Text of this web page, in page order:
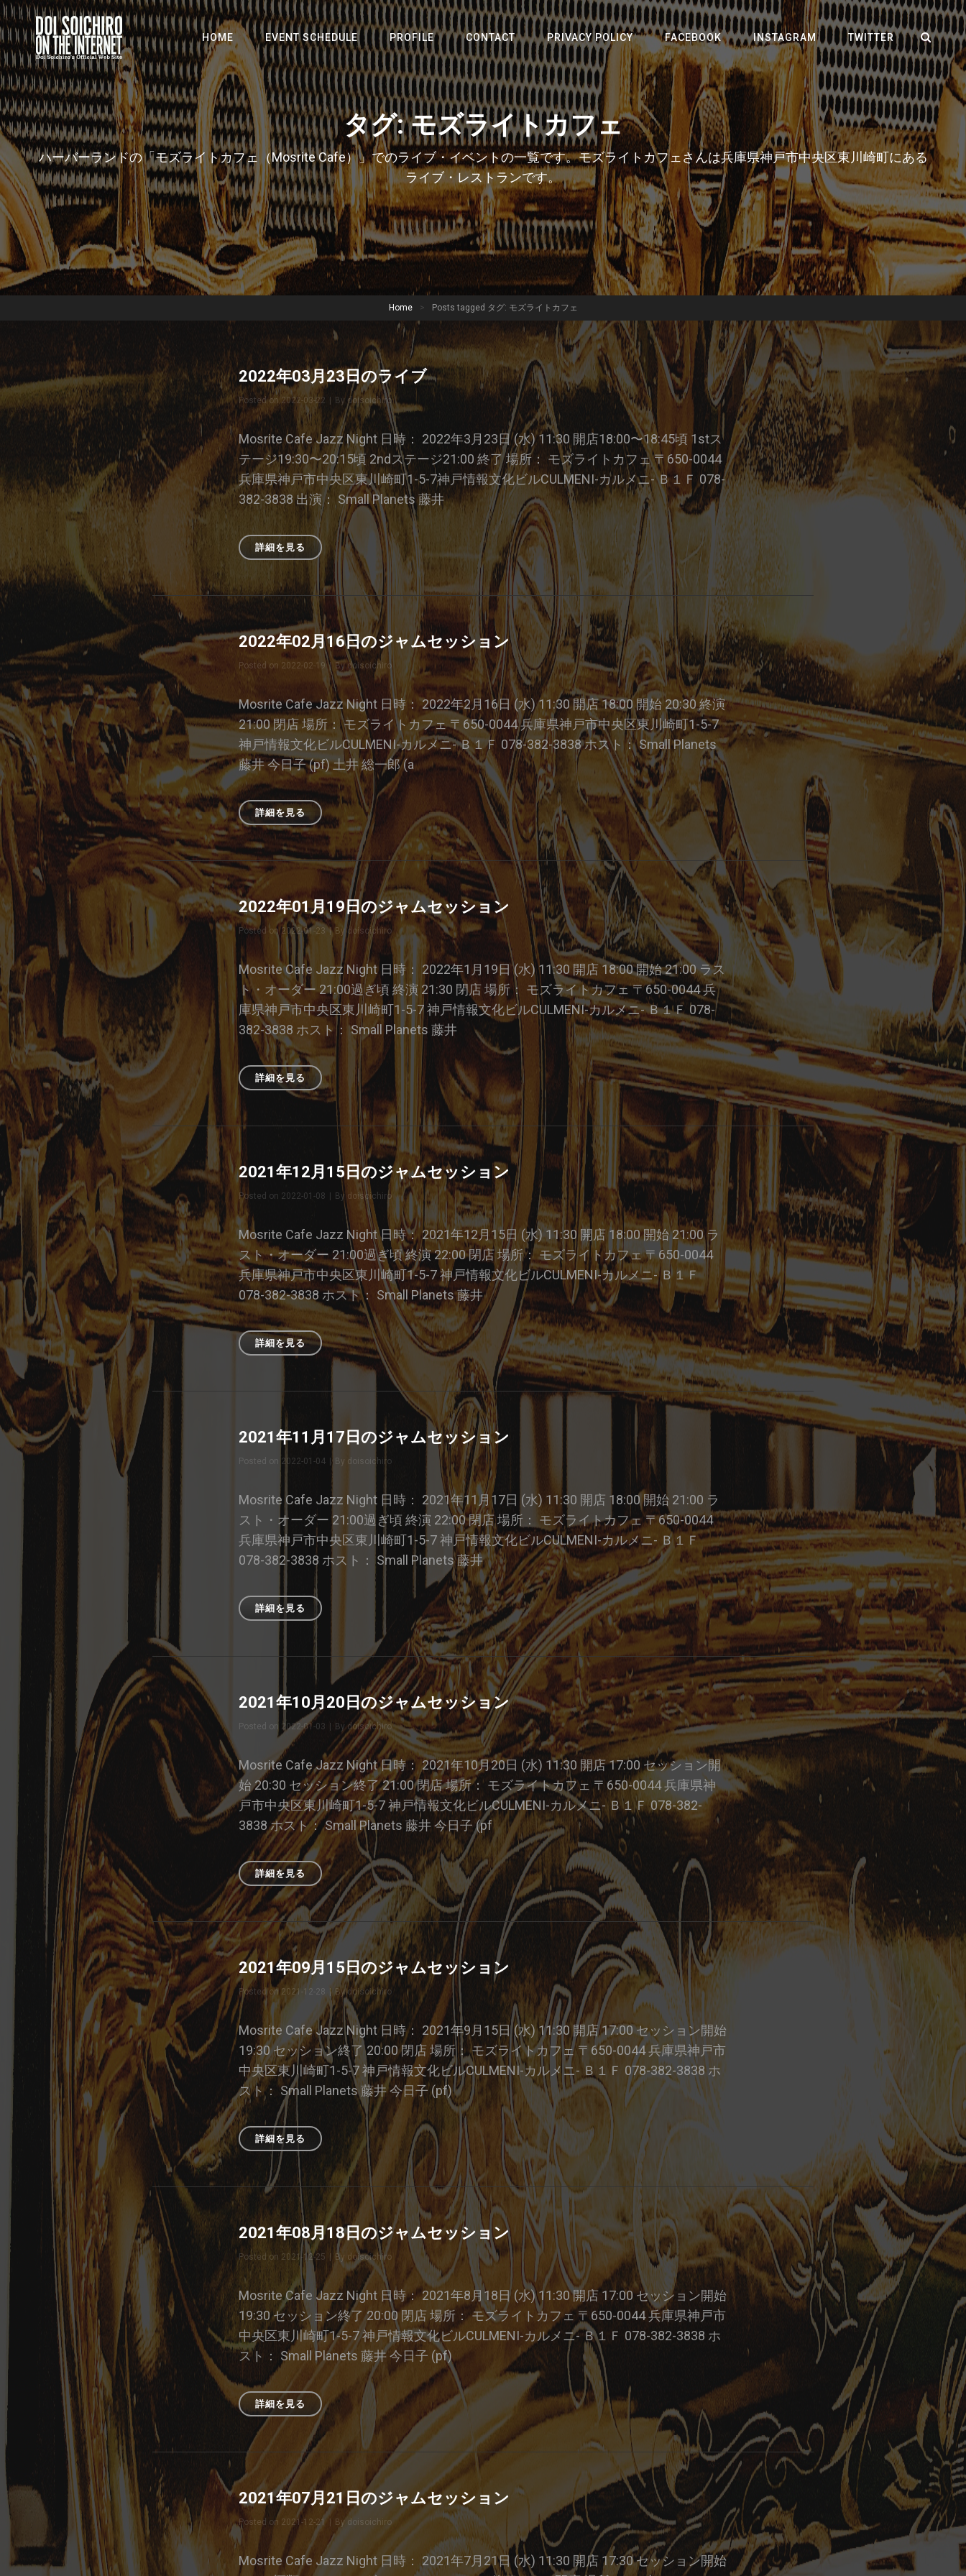
Doi Soichiro on the Internet | 土井総一郎 オン・ジ・インターネット
土井総一郎 ウェブサイト
HOME EVENT SCHEDULE PROFILE CONTACT PRIVACY POLICY FACEBOOK INSTAGRAM TWITTER
タグ: モズライトカフェ
ハーバーランドの「モズライトカフェ（Mosrite Cafe）」でのライブ・イベントの一覧です。モズライトカフェさんは兵庫県神戸市中央区東川崎町にある
ライブ・レストランです。
Home > Posts tagged タグ: モズライトカフェ
2022年03月23日のライブ
Posted on2022-03-22 By Byline
doisoichiro
Mosrite Cafe Jazz Night 日時： 2022年3月23日 (水) 11:30 開店18:00〜18:45頃 1stス
テージ19:30〜20:15頃 2ndステージ21:00 終了 場所： モズライトカフェ 〒650-0044
兵庫県神戸市中央区東川崎町1-5-7神戸情報文化ビルCULMENI-カルメニ- Ｂ１Ｆ 078-
382-3838 出演： Small Planets 藤井
詳細を見る
2022
年
月
23
日
の
イ
2022年02月16日のジャムセッション
Posted on 2022-02-19 | ByByline
doisoichiro
Mosrite Cafe Jazz Night 日時： 2022年2月16日 (水) 11:30 開店 18:00 開始 20:30 終演
21:00 閉店 場所： モズライトカフェ 〒650-0044 兵庫県神戸市中央区東川崎町1-5-7
神戸情報文化ビルCULMENI-カルメニ- Ｂ１Ｆ 078-382-3838 ホスト： Small Planets
藤井 今日子 (pf) 土井 総一郎 (a
詳細を見る
2022
年
02
月
の
ジ
ャ
ム
セ
ッ
シ
ョ
ン
2022年01月19日のジャムセッション
Posted on2022-01-23 | ByByline
doisoichiro
Mosrite Cafe Jazz Night 日時： 2022年1月19日 (水) 11:30 開店 18:00 開始 21:00 ラス
ト・オーダー 21:00過ぎ頃 終演 21:30 閉店 場所： モズライトカフェ 〒650-0044 兵
庫県神戸市中央区東川崎町1-5-7 神戸情報文化ビルCULMENI-カルメニ- Ｂ１Ｆ 078-
382-3838 ホスト： Small Planets 藤井
詳細を見る
2022
年
月
の
ャ
シ
ョ
ン
2021年12月15日のジャムセッション
Posted on 2022-01-08 By Byline
doisoichiro
Mosrite Cafe Jazz Night 日時： 2021年12月15日 (水) 11:30 開店 18:00 開始 21:00 ラ
スト・オーダー 21:00過ぎ頃 終演 22:00 閉店 場所： モズライトカフェ 〒650-0044
兵庫県神戸市中央区東川崎町1-5-7 神戸情報文化ビルCULMENI-カルメニ- Ｂ１Ｆ
078-382-3838 ホスト： Small Planets 藤井
詳細を見る2021
年
月
の
ャ
シ
ョ
ン
2021年11月17日のジャムセッション
Posted on 2022-01-04 By Byline
doisoichiro
Mosrite Cafe Jazz Night 日時： 2021年11月17日 (水) 11:30 開店 18:00 開始 21:00 ラ
スト・オーダー 21:00過ぎ頃 終演 22:00 閉店 場所： モズライトカフェ 〒650-0044
兵庫県神戸市中央区東川崎町1-5-7 神戸情報文化ビルCULMENI-カルメニ- Ｂ１Ｆ
078-382-3838 ホスト： Small Planets 藤井
詳細を見る
2021
年
11
月
の
ジ
ャ
ッ
シ
ョ
ン
2021年10月20日のジャムセッション
Posted on 2022-01-03 ByByline
doisoichiro
Mosrite Cafe Jazz Night 日時： 2021年10月20日 (水) 11:30 開店 17:00 セッション開
始 20:30 セッション終了 21:00 閉店 場所： モズライトカフェ 〒650-0044 兵庫県神
戸市中央区東川崎町1-5-7 神戸情報文化ビルCULMENI-カルメニ- Ｂ１Ｆ 078-382-
3838 ホスト： Small Planets 藤井 今日子 (pf
詳細を見る
2021
年
10
月
20
日
の
ジ
ャ
セ
ッ
シ
ョ
ン
2021年09月15日のジャムセッション
Posted on 2021-12-28 | ByByline
doisoichiro
Mosrite Cafe Jazz Night 日時： 2021年9月15日 (水) 11:30 開店 17:00 セッション開始
19:30 セッション終了 20:00 閉店 場所： モズライトカフェ 〒650-0044 兵庫県神戸市
中央区東川崎町1-5-7 神戸情報文化ビルCULMENI-カルメニ- Ｂ１Ｆ 078-382-3838 ホ
スト： Small Planets 藤井 今日子 (pf)
詳細を見る
2021
年
月
の
ジ
ャ
ム
セ
ッ
シ
ョ
ン
2021年08月18日のジャムセッション
Posted on 2021-12-25 By Byline
doisoichiro
Mosrite Cafe Jazz Night 日時： 2021年8月18日 (水) 11:30 開店 17:00 セッション開始
19:30 セッション終了 20:00 閉店 場所： モズライトカフェ 〒650-0044 兵庫県神戸市
中央区東川崎町1-5-7 神戸情報文化ビルCULMENI-カルメニ- Ｂ１Ｆ 078-382-3838 ホ
スト： Small Planets 藤井 今日子 (pf)
詳細を見る
2021
年
08
月
18
の
ャ
ム
セ
ッ
2021年07月21日のジャムセッション
Posted on 2021-12-21 By Byline
doisoichiro
Mosrite Cafe Jazz Night 日時： 2021年7月21日 (水) 11:30 開店 17:30 セッション開始